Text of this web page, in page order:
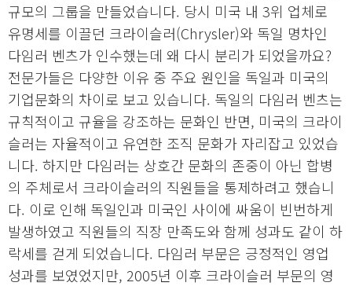
규모의 그룹을 만들었습니다. 당시 미국 내 3위 업체로
유명세를 이끌던 크라이슬러(Chrysler)와 독일 명차인
다임러 벤츠가 인수했는데 왜 다시 분리가 되었을까요?
전문가들은 다양한 이유 중 주요 원인을 독일과 미국의
기업문화의 차이로 보고 있습니다. 독일의 다임러 벤츠는
규칙적이고 규율을 강조하는 문화인 반면, 미국의 크라이
슬러는 자율적이고 유연한 조직 문화가 자리잡고 있었습
니다. 하지만 다임러는 상호간 문화의 존중이 아닌 합병
의 주체로서 크라이슬러의 직원들을 통제하려고 했습니
다. 이로 인해 독일인과 미국인 사이에 싸움이 빈번하게
발생하였고 직원들의 직장 만족도와 함께 성과도 같이 하
락세를 걷게 되었습니다. 다임러 부문은 긍정적인 영업
성과를 보였었지만, 2005년 이후 크라이슬러 부문의 영